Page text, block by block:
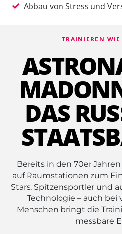
Abbau von Stress und
TRAINIEREN WIE
DAS
Bereits in den 70er
auf Raumstationen zum
Stars, Spitzensportler und
Technologie – auch
Menschen bringt die
messbare